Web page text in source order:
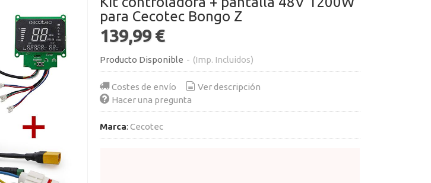
para Cecotec Bongo Z
139,99 €
Producto Disponible - (Imp. Incluidos)
Costes de envío
Ver descripción
Hacer una pregunta
Marca: Cecotec